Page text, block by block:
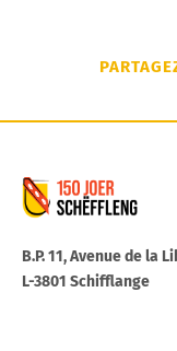
B.P. 11, Avenue de la
L-3801 Schifflange